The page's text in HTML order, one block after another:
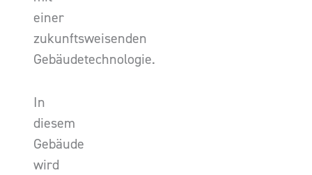
einer
zukunftsweisenden
Gebäudetechnologie.
In
diesem
Gebäude
wird